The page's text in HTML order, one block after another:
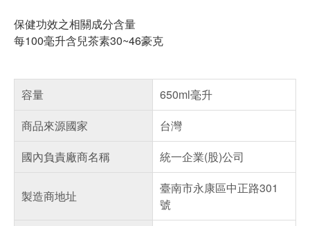
保健功效之相關成分含量
每100毫升含兒茶素30~46豪克
容量
650ml毫升
商品來源國家
台灣
國內負責廠商名稱
統一企業(股)公司
製造商地址
臺南市永康區中正路301
號